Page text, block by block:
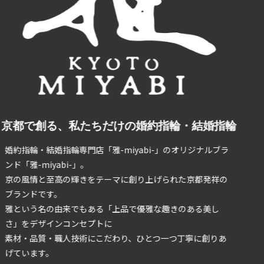
京都で創る、私たちだけの婚約指輪・結婚指輪
婚約指輪・結婚指輪専門店「雅-miyabi-」のオリジナルブラ
ンド「雅-miyabi-」。
京の風情と至高の輝きをテーマに創り上げられた京都発祥の
ブランドです。
雅という名の由来でもある「上品で優雅な趣きのある美し
さ」をデザインコンセプトに
素材・品質・職人技術にこだわり、ひとつ一つ丁寧に創りあ
げています。